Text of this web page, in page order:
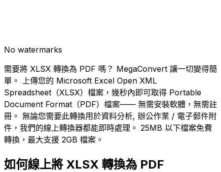
No watermarks
需要將 XLSX 轉換為 PDF 嗎？ MegaConvert 讓一切變得簡
單。 上傳您的 Microsoft Excel Open XML
Spreadsheet（XLSX）檔案，幾秒內即可取得 Portable
Document Format（PDF）檔案—— 無需安裝軟體，無需註
冊。 無論您需要此轉換用於資料分析, 辦公作業 / 電子郵件附
件，我們的線上轉換器都能即時處理。 25MB 以下檔案免費
轉換，最大支援 2GB 檔案。
如何線上將 XLSX 轉換為 PDF